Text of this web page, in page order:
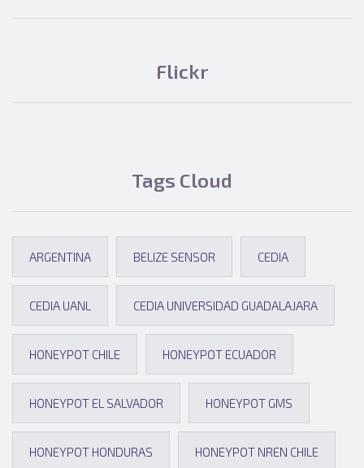
Flickr
Tags Cloud
ARGENTINA BELIZE SENSOR CEDIA
CEDIA UANL CEDIA UNIVERSIDAD GUADALAJARA
HONEYPOT CHILE HONEYPOT ECUADOR
HONEYPOT EL SALVADOR HONEYPOT GMS
HONEYPOT HONDURAS HONEYPOT NREN CHILE